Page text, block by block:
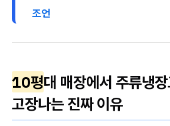
조언
10평대 매장에서 주류냉
고장나는 진짜 이유